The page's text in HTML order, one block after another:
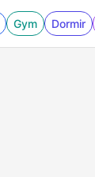
Gym Dormir